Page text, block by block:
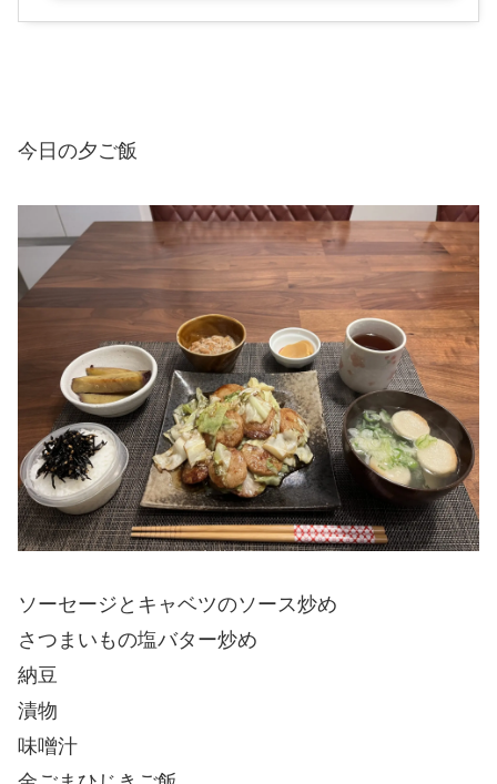
今日の夕ご飯
ソーセージとキャベツのソース炒め
さつまいもの塩バター炒め
納豆
漬物
味噌汁